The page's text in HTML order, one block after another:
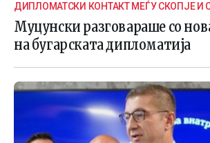
ДИПЛОМАТСКИ КОНТАКТ МЕЃУ СКОПЈЕ И
Муцунски разговараше со
на бугарската дипломатија